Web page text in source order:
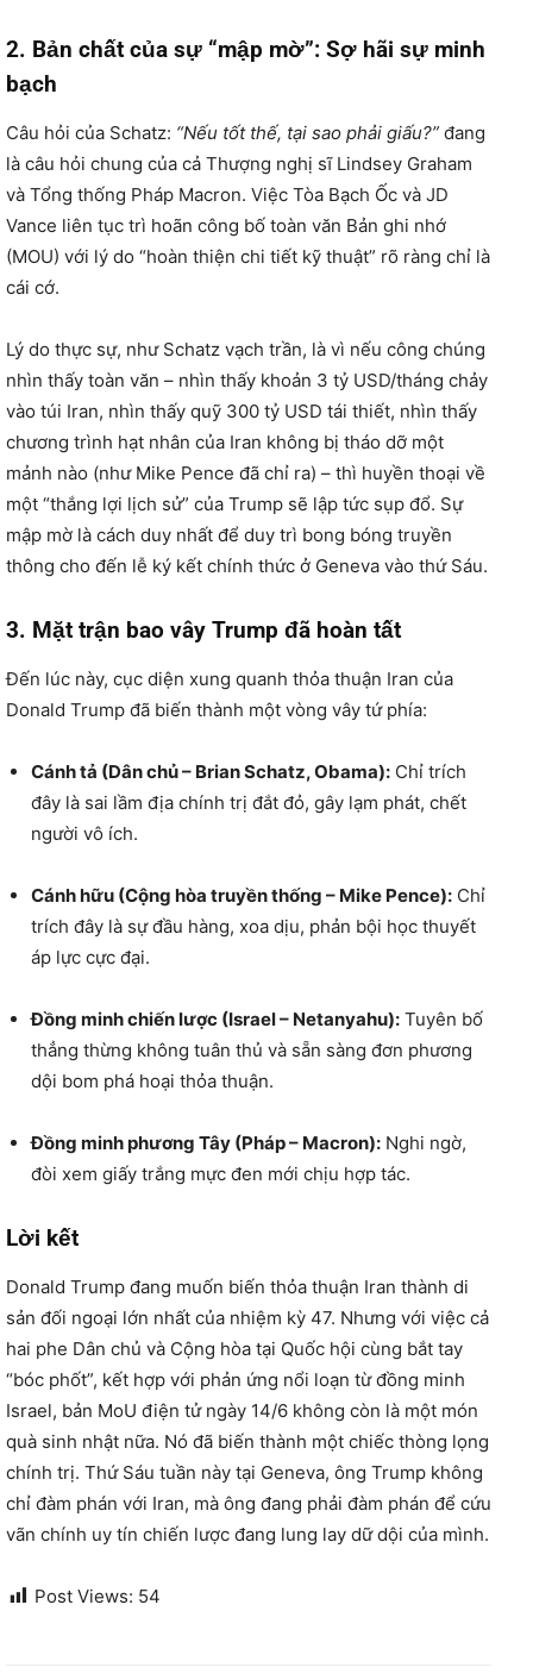
2. Bản chất của sự “mập mờ”: Sợ hãi sự minh
bạch
Câu hỏi của Schatz: “Nếu tốt thế, tại sao phải giấu?” đang
là câu hỏi chung của cả Thượng nghị sĩ Lindsey Graham
và Tổng thống Pháp Macron. Việc Tòa Bạch Ốc và JD
Vance liên tục trì hoãn công bố toàn văn Bản ghi nhớ
(MOU) với lý do “hoàn thiện chi tiết kỹ thuật” rõ ràng chỉ là
cái cớ.
Lý do thực sự, như Schatz vạch trần, là vì nếu công chúng
nhìn thấy toàn văn – nhìn thấy khoản 3 tỷ USD/tháng chảy
vào túi Iran, nhìn thấy quỹ 300 tỷ USD tái thiết, nhìn thấy
chương trình hạt nhân của Iran không bị tháo dỡ một
mảnh nào (như Mike Pence đã chỉ ra) – thì huyền thoại về
một “thắng lợi lịch sử” của Trump sẽ lập tức sụp đổ. Sự
mập mờ là cách duy nhất để duy trì bong bóng truyền
thông cho đến lễ ký kết chính thức ở Geneva vào thứ Sáu.
3. Mặt trận bao vây Trump đã hoàn tất
Đến lúc này, cục diện xung quanh thỏa thuận Iran của
Donald Trump đã biến thành một vòng vây tứ phía:
Cánh tả (Dân chủ – Brian Schatz, Obama): Chỉ trích
đây là sai lầm địa chính trị đắt đỏ, gây lạm phát, chết
người vô ích.
Cánh hữu (Cộng hòa truyền thống – Mike Pence): Chỉ
trích đây là sự đầu hàng, xoa dịu, phản bội học thuyết
áp lực cực đại.
Đồng minh chiến lược (Israel – Netanyahu): Tuyên bố
thẳng thừng không tuân thủ và sẵn sàng đơn phương
dội bom phá hoại thỏa thuận.
Đồng minh phương Tây (Pháp – Macron): Nghi ngờ,
đòi xem giấy trắng mực đen mới chịu hợp tác.
Lời kết
Donald Trump đang muốn biến thỏa thuận Iran thành di
sản đối ngoại lớn nhất của nhiệm kỳ 47. Nhưng với việc cả
hai phe Dân chủ và Cộng hòa tại Quốc hội cùng bắt tay
“bóc phốt”, kết hợp với phản ứng nổi loạn từ đồng minh
Israel, bản MoU điện tử ngày 14/6 không còn là một món
quà sinh nhật nữa. Nó đã biến thành một chiếc thòng lọng
chính trị. Thứ Sáu tuần này tại Geneva, ông Trump không
chỉ đàm phán với Iran, mà ông đang phải đàm phán để cứu
vãn chính uy tín chiến lược đang lung lay dữ dội của mình.
Post Views: 54